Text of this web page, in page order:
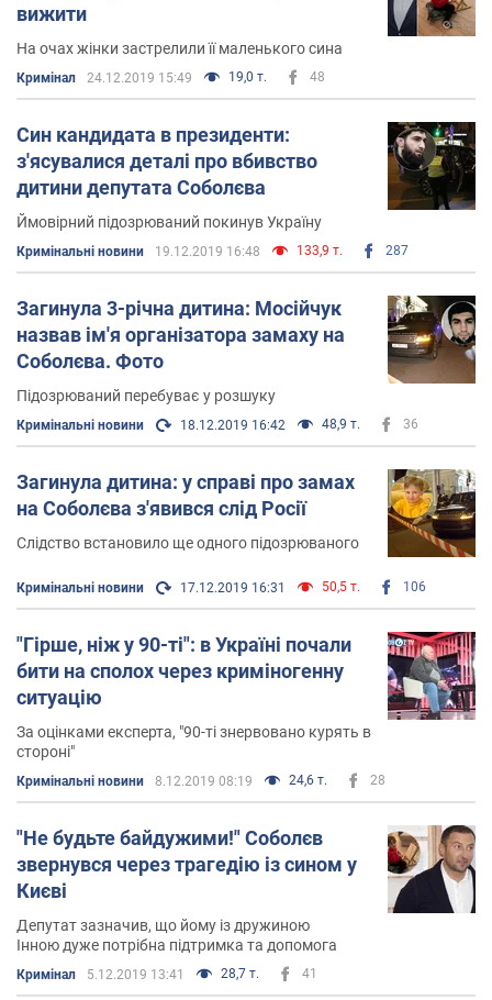
вижити
На очах жінки застрелили її маленького сина
Кримінал 24.12.2019 15:49 19,0 т. 48
Син кандидата в президенти:
з'ясувалися деталі про вбивство
дитини депутата Соболєва
Ймовірний підозрюваний покинув Україну
Кримінальні новини 19.12.2019 16:48 133,9 т. 287
Загинула 3-річна дитина: Мосійчук
назвав ім'я організатора замаху на
Соболєва. Фото
Підозрюваний перебуває у розшуку
Кримінальні новини 18.12.2019 16:42 48,9 т. 36
Загинула дитина: у справі про замах
на Соболєва з'явився слід Росії
Слідство встановило ще одного підозрюваного
Кримінальні новини 17.12.2019 16:31 50,5 т. 106
"Гірше, ніж у 90-ті": в Україні почали
бити на сполох через криміногенну
ситуацію
За оцінками експерта, "90-ті знервовано курять в
стороні"
Кримінальні новини 8.12.2019 08:19 24,6 т. 28
"Не будьте байдужими!" Соболєв
звернувся через трагедію із сином у
Києві
Депутат зазначив, що йому із дружиною
Інною дуже потрібна підтримка та допомога
Кримінал 5.12.2019 13:41 28,7 т. 41